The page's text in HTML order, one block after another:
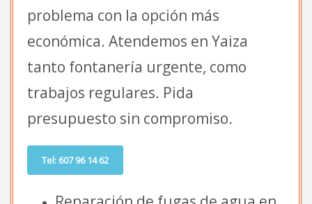
problema con la opción más
económica. Atendemos en Yaiza
tanto fontanería urgente, como
trabajos regulares. Pida
presupuesto sin compromiso.
Tel: 607 96 14 62